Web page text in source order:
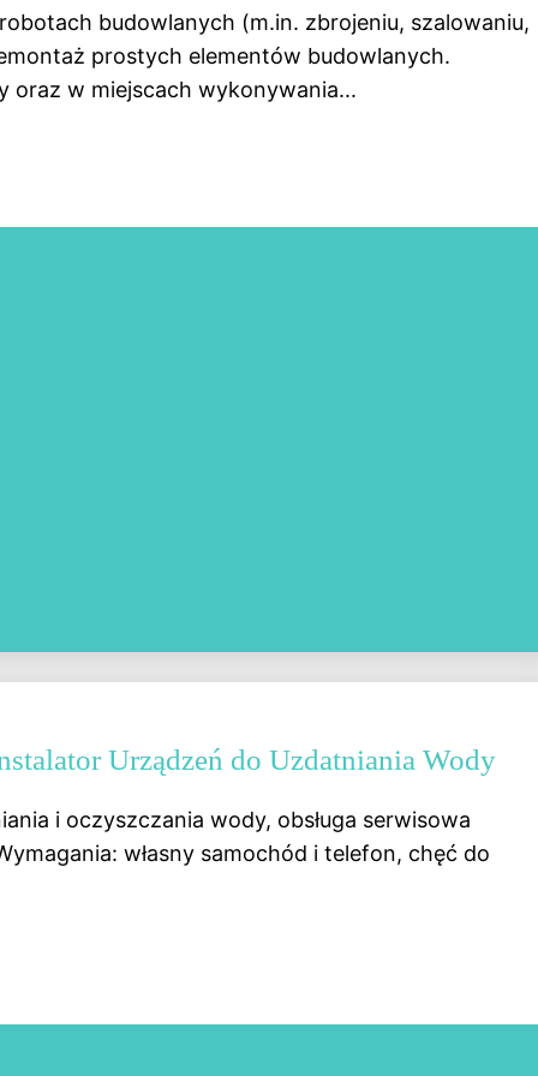
budowlanych (m.in. zbrojeniu, szalowaniu,
prostych elementów budowlanych.
oraz w miejscach wykonywania...
Urządzeń do Uzdatniania Wody
i oczyszczania wody, obsługa serwisowa
własny samochód i telefon, chęć do